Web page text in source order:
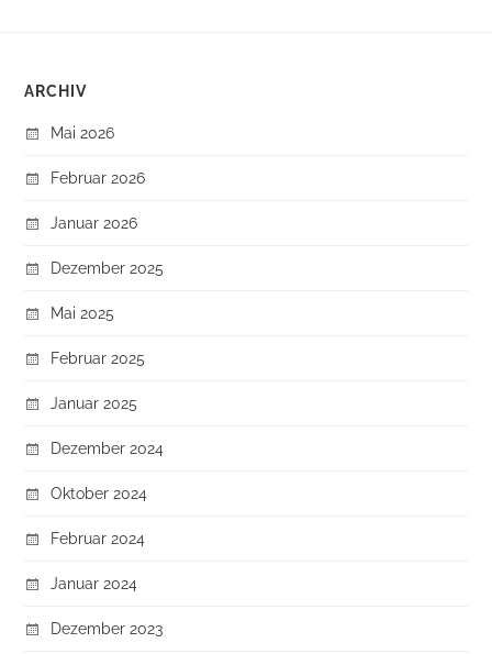
ARCHIV
Mai 2026
Februar 2026
Januar 2026
Dezember 2025
Mai 2025
Februar 2025
Januar 2025
Dezember 2024
Oktober 2024
Februar 2024
Januar 2024
Dezember 2023